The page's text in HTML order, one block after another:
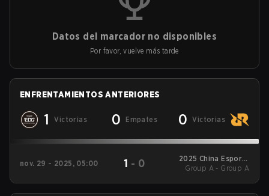
Datos del marcador no disponibles
Por favor, vuelve más tarde
ENFRENTAMIENTOS ANTERIORES
1 Victorias 0 Empates 0 Victorias
nov. 29 - 2025, 05:00 1 - 0
2025 China Esports
Festival Super
Group A - Group A